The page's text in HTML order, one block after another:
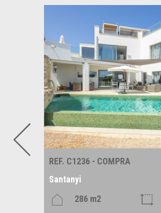
REF. C1236 - COMPRA
Santanyi
286 m2